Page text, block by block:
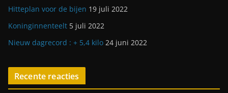
Hitteplan voor de bijen 19 juli 2022
Koninginnenteelt 5 juli 2022
Nieuw dagrecord : + 5,4 kilo 24 juni 2022
Recente reacties